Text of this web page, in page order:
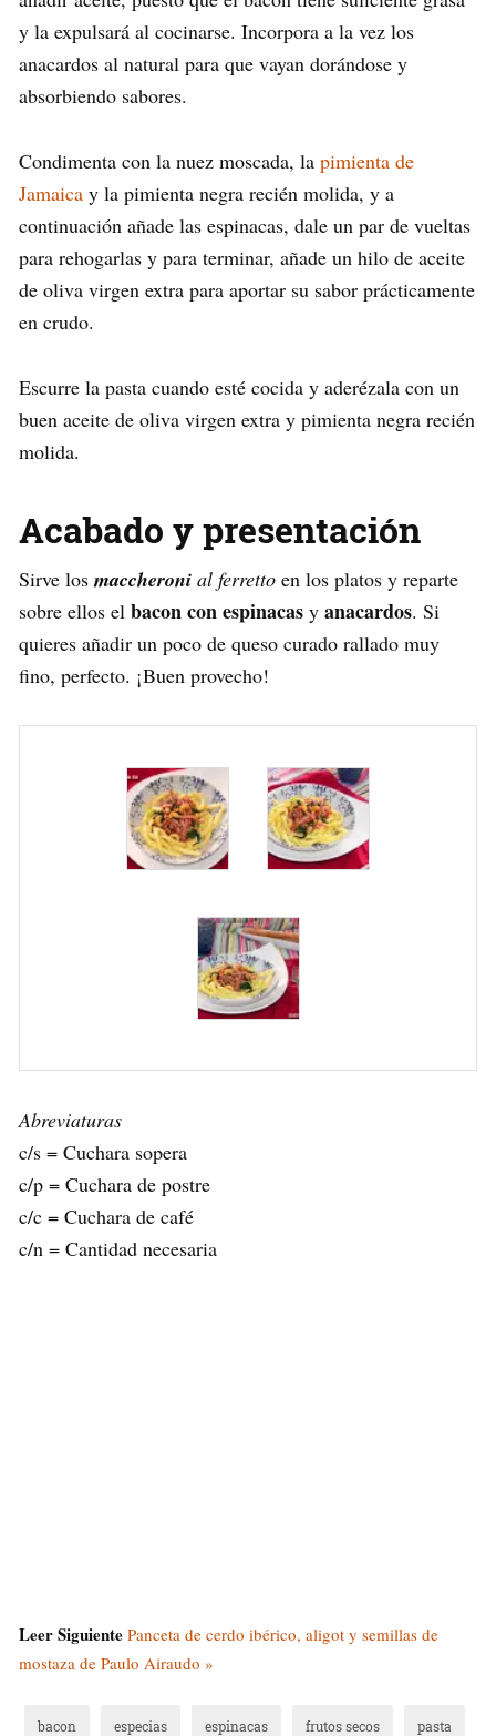
y la expulsará al cocinarse. Incorpora a la vez los
anacardos al natural para que vayan dorándose y
absorbiendo sabores.
Condimenta con la nuez moscada, la pimienta de
Jamaica y la pimienta negra recién molida, y a
continuación añade las espinacas, dale un par de vueltas
para rehogarlas y para terminar, añade un hilo de aceite
de oliva virgen extra para aportar su sabor prácticamente
en crudo.
Escurre la pasta cuando esté cocida y aderézala con un
buen aceite de oliva virgen extra y pimienta negra recién
molida.
Acabado y presentación
Sirve los maccheroni al ferretto en los platos y reparte
sobre ellos el bacon con espinacas y anacardos. Si
quieres añadir un poco de queso curado rallado muy
fino, perfecto. ¡Buen provecho!
Abreviaturas
c/s = Cuchara sopera
c/p = Cuchara de postre
c/c = Cuchara de café
c/n = Cantidad necesaria
Leer Siguiente Panceta de cerdo ibérico, aligot y semillas de
mostaza de Paulo Airaudo »
bacon especias espinacas frutos secos pasta